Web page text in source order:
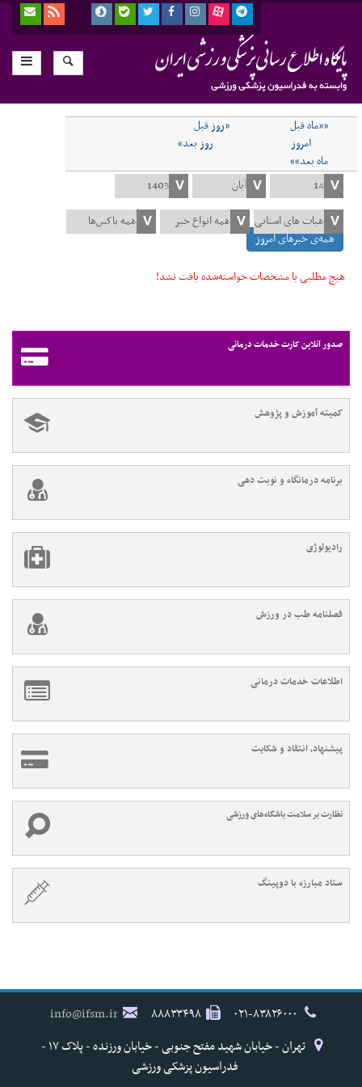
««ماه قبل
«روز قبل
امروز
روز بعد»
ماه بعد»»
همه‌ی خبرهای امروز
هیچ مطلبی با مشخصات خواسته‌شده یافت نشد!
صدور آنلاین کارت خدمات درمانی
کمیته آموزش و پژوهش
برنامه درمانگاه و نوبت دهی
رادیولوژی
فصلنامه طب در ورزش
اطلاعات خدمات درمانی
پیشنهاد، انتقاد و شکایت
نظارت بر سلامت باشگاه‌های ورزشی
ستاد مبارزه با دوپینگ
۸۸۸۳۳۴۹۸
info@ifsm.ir
تهران - خیابان شهید مفتح جنوبی - خیابان ورزنده - پلاک ۱۷ -
فدراسیون پزشکی ورزشی